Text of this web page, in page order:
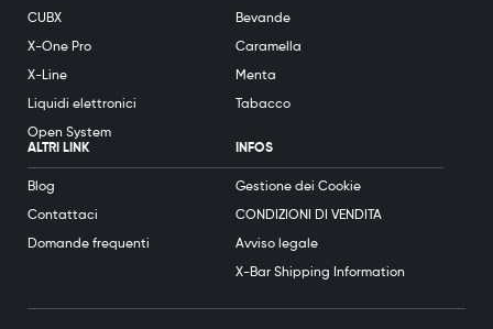
CUBX
X-One Pro
X-Line
Liquidi elettronici
Open System
Bevande
Caramella
Menta
Tabacco
ALTRI LINK
Blog
Contattaci
Domande frequenti
INFOS
Gestione dei Cookie
CONDIZIONI DI VENDITA
Avviso legale
X-Bar Shipping Information